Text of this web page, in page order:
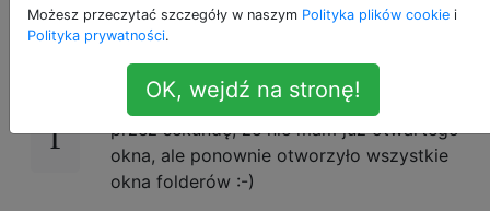
39
Czy mając 30 lub 40 okien różnych folderów,
wszystkie jednocześnie? Próbowałem
ponownie uruchomić Findera i cieszyłem się
przez sekundę, że nie mam już otwartego
okna, ale ponownie otworzyło wszystkie
okna folderów :-)
Możesz przeczytać szczegóły w naszym Polityka plików cookie i
Polityka prywatności.
OK, wejdź na stronę!